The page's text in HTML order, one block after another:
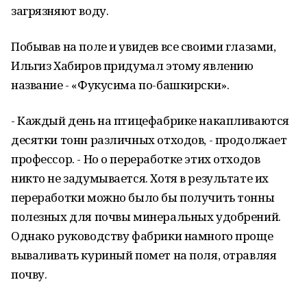
загрязняют воду.
Побывав на поле и увидев все своими глазами,
Ильгиз Хабиров придумал этому явлению
название - «Фукусима по-башкирски».
- Каждый день на птицефабрике накапливаются
десятки тонн различных отходов, - продолжает
профессор. - Но о переработке этих отходов
никто не задумывается. Хотя в результате их
переработки можно было бы получить тонны
полезных для почвы минеральных удобрений.
Однако руководству фабрики намного проще
вываливать куриный помет на поля, отравляя
почву.